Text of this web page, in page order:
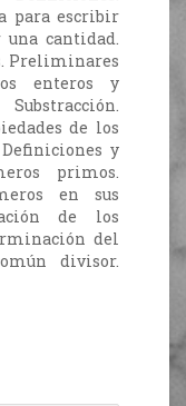
para escribir
cantidad.
Preliminares
enteros y
de los
y
primos.
en sus
de los
del
divisor.